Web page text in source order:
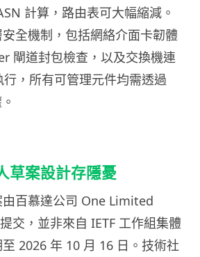
計算，路由表可大幅縮減。
全機制，包括網絡介面卡韌體
閘道封包檢查，以及交換機連
，所有可管理元件均需透過
草案設計存隱憂
百慕達公司 One Limited
交，並非來自 IETF 工作組集體
2026 年 10 月 16 日。技術社